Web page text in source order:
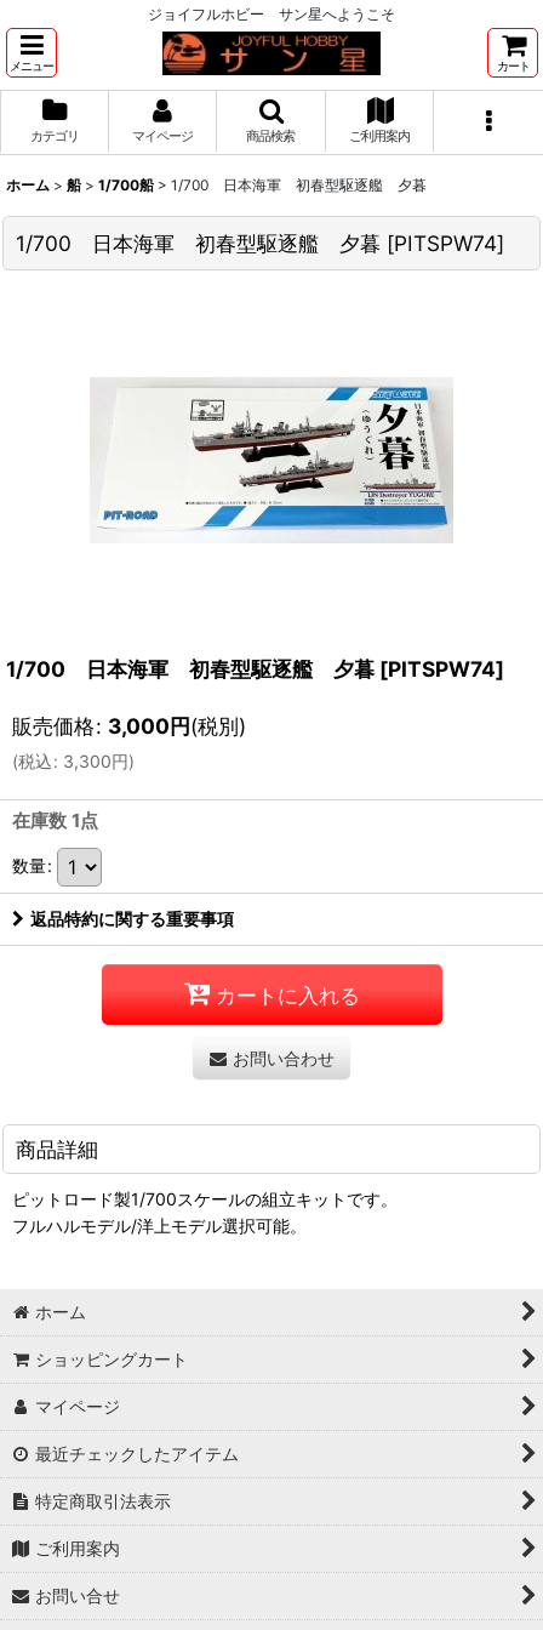
ジョイフルホビー サン星へようこそ
メニュー カート
カテゴリ マイページ 商品検索 ご利用案内
ホーム > 船 > 1/700船 > 1/700 日本海軍 初春型駆逐艦 夕暮
1/700 日本海軍 初春型駆逐艦 夕暮 [PITSPW74]
1/700 日本海軍 初春型駆逐艦 夕暮 [PITSPW74]
販売価格: 3,000円(税別)
(税込: 3,300円)
在庫数 1点
数量:
返品特約に関する重要事項
カートに入れる
お問い合わせ
商品詳細
ピットロード製1/700スケールの組立キットです。
フルハルモデル/洋上モデル選択可能。
ホーム
ショッピングカート
マイページ
最近チェックしたアイテム
特定商取引法表示
ご利用案内
お問い合せ